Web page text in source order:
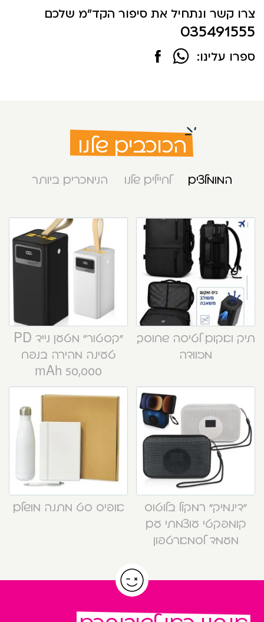
צרו קשר ונתחיל את סיפור הקד"מ שלכם
035491555
ספרו עלינו:
הכוכבים שלנו
המומלצים לחיילים שלנו הנימכרים ביותר
תיק ואקום לטיסה שחוסך
מזוודה
“קסטור” מטען נייד PD
טעינה מהירה בנפח
50,000 mAh
“דינמיק” רמקול בלוטוס
קומפקטי עוצמתי עם
מעמד לסמארטפון
אופיס סט מתנה מושלם